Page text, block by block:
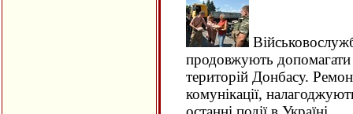
продовжують
територій Донбасу.
комунікації,